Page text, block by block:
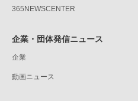
365NEWSCENTER
企業・団体発信ニュース
企業
動画ニュース